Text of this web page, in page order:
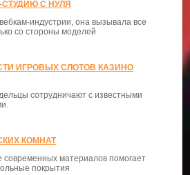
С НУЛЯ
индустрии, она вызывала все
со стороны моделей
ИГРОВЫХ СЛОТОВ КАЗИНО
сотрудничают с известными
КОМНАТ
материалов помогает
покрытия